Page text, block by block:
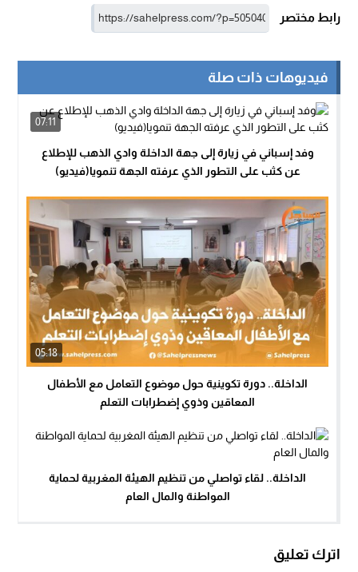
رابط مختصر
فيديوهات ذات صلة
07:11
وفد إسباني في زيارة إلى جهة الداخلة وادي الذهب للإطلاع
عن كثب على التطور الذي عرفته الجهة تنمويا(فيديو)
05:18
الداخلة.. دورة تكوينية حول موضوع التعامل مع الأطفال
المعاقين وذوي إضطرابات التعلم
الداخلة.. لقاء تواصلي من تنظيم الهيئة المغربية لحماية
المواطنة والمال العام
اترك تعليق